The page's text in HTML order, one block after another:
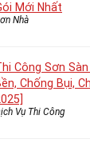
Mới Nhất
Nhà
Công Sơn
Chống Bụi,
Vụ Thi Công